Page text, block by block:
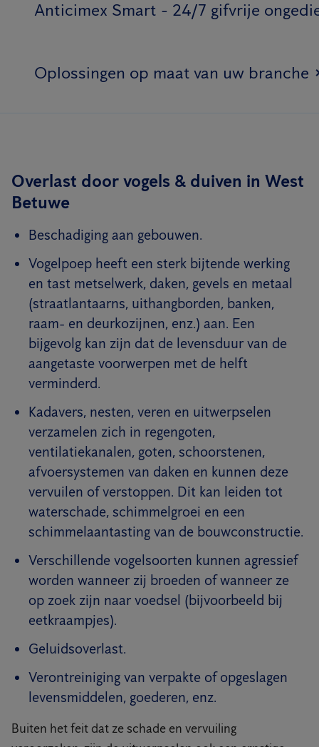
Anticimex Smart - 24/7 gifvrije
Oplossingen op maat van uw branche
Overlast door vogels & duiven in West
Betuwe
Beschadiging aan gebouwen.
Vogelpoep heeft een sterk bijtende werking
en tast metselwerk, daken, gevels en metaal
(straatlantaarns, uithangborden, banken,
raam- en deurkozijnen, enz.) aan. Een
bijgevolg kan zijn dat de levensduur van de
aangetaste voorwerpen met de helft
verminderd.
Kadavers, nesten, veren en uitwerpselen
verzamelen zich in regengoten,
ventilatiekanalen, goten, schoorstenen,
afvoersystemen van daken en kunnen deze
vervuilen of verstoppen. Dit kan leiden tot
waterschade, schimmelgroei en een
schimmelaantasting van de bouwconstructie.
Verschillende vogelsoorten kunnen agressief
worden wanneer zij broeden of wanneer ze
op zoek zijn naar voedsel (bijvoorbeeld bij
eetkraampjes).
Geluidsoverlast.
Verontreiniging van verpakte of opgeslagen
levensmiddelen, goederen, enz.
Buiten het feit dat ze schade en vervuiling